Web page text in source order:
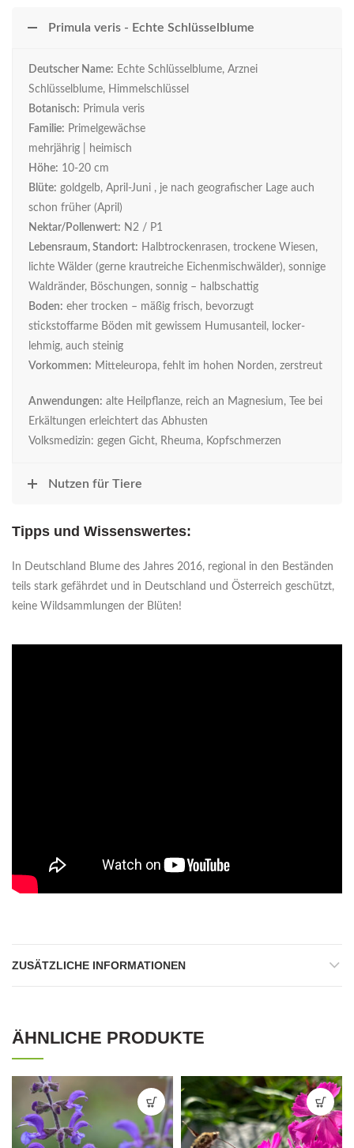
Primula veris - Echte Schlüsselblume
Deutscher Name: Echte Schlüsselblume, Arznei
Schlüsselblume, Himmelschlüssel
Botanisch: Primula veris
Familie: Primelgewächse
mehrjährig | heimisch
Höhe: 10-20 cm
Blüte: goldgelb, April-Juni , je nach geografischer Lage auch
schon früher (April)
Nektar/Pollenwert: N2 / P1
Lebensraum, Standort: Halbtrockenrasen, trockene Wiesen,
lichte Wälder (gerne krautreiche Eichenmischwälder), sonnige
Waldränder, Böschungen, sonnig – halbschattig
Boden: eher trocken – mäßig frisch, bevorzugt
stickstoffarme Böden mit gewissem Humusanteil, locker-
lehmig, auch steinig
Vorkommen: Mitteleuropa, fehlt im hohen Norden, zerstreut
Anwendungen: alte Heilpflanze, reich an Magnesium, Tee bei
Erkältungen erleichtert das Abhusten
Volksmedizin: gegen Gicht, Rheuma, Kopfschmerzen
Nutzen für Tiere
Tipps und Wissenswertes:
In Deutschland Blume des Jahres 2016, regional in den Beständen
teils stark gefährdet und in Deutschland und Österreich geschützt,
keine Wildsammlungen der Blüten!
ZUSÄTZLICHE INFORMATIONEN
ÄHNLICHE PRODUKTE